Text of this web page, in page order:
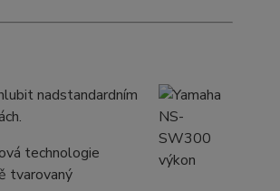
nadstandardním
technologie
tvarovaný